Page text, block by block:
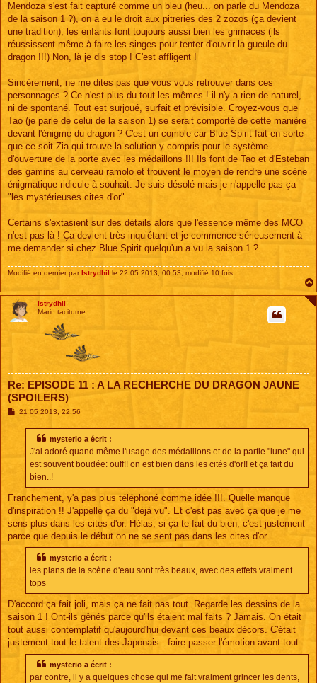
Mendoza s'est fait capturé comme un bleu (heu... on parle du Mendoza
de la saison 1 ?), on a eu le droit aux pitreries des 2 zozos (ça devient
une tradition), les enfants font toujours aussi bien les grimaces (ils
réussissent même à faire les singes pour tenter d'ouvrir la gueule du
dragon !!!) Non, là je dis stop ! C'est affligent !
Sincèrement, ne me dites pas que vous vous retrouver dans ces
personnages ? Ce n'est plus du tout les mêmes ! il n'y a rien de naturel,
ni de spontané. Tout est surjoué, surfait et prévisible. Croyez-vous que
Tao (je parle de celui de la saison 1) se serait comporté de cette manière
devant l'énigme du dragon ? C'est un comble car Blue Spirit fait en sorte
que ce soit Zia qui trouve la solution y compris pour le système
d'ouverture de la porte avec les médaillons !!! Ils font de Tao et d'Esteban
des gamins au cerveau ramolo et trouvent le moyen de rendre une scène
énigmatique ridicule à souhait. Je suis désolé mais je n'appelle pas ça
"les mystérieuses cites d'or".
Certains s'extasient sur des détails alors que l'essence même des MCO
n'est pas là ! Ça devient très inquiétant et je commence sérieusement à
me demander si chez Blue Spirit quelqu'un a vu la saison 1 ?
Modifié en dernier parIstrydhil le 22 05 2013, 00:53, modifié 10 fois.
Istrydhil
Marin taciturne
Re: EPISODE 11 : A LA RECHERCHE DU DRAGON JAUNE
(SPOILERS)
M21 05 2013, 22:56
mysterio a écrit :
J'ai adoré quand même l'usage des médaillons et de la partie "lune" qui
est souvent boudée: ouff!! on est bien dans les cités d'or!! et ça fait du
bien..!
Franchement, y'a pas plus téléphoné comme idée !!!. Quelle manque
d'inspiration !! J'appelle ça du "déjà vu". Et c'est pas avec ça que je me
sens plus dans les cites d'or. Hélas, si ça te fait du bien, c'est justement
parce que depuis le début on ne se sent pas dans les cites d'or.
mysterio a écrit :
les plans de la scène d'eau sont très beaux, avec des effets vraiment
tops
D'accord ça fait joli, mais ça ne fait pas tout. Regarde les dessins de la
saison 1 ! Ont-ils gênés parce qu'ils étaient mal faits ? Jamais. On était
tout aussi contemplatif qu'aujourd'hui devant ces beaux décors. C'était
justement tout le talent des Japonais : faire passer l'émotion avant tout.
mysterio a écrit :
par contre, il y a quelques chose qui me fait vraiment grincer les dents,